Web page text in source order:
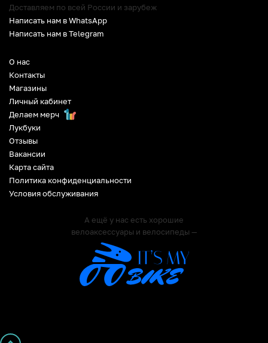
О нас
Контакты
Магазины
Личный кабинет
Делаем мерч
Лукбуки
Отзывы
Вакансии
Карта сайта
Политика конфиденциальности
Условия обслуживания
А ещё у нас есть хорошие
велоаксессуары и велосипеды —
Доставляем по всей России и зарубеж
Написать нам в WhatsApp
Написать нам в Telegram